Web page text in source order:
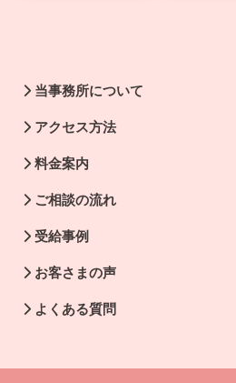
当事務所について
アクセス方法
料金案内
ご相談の流れ
受給事例
お客さまの声
よくある質問